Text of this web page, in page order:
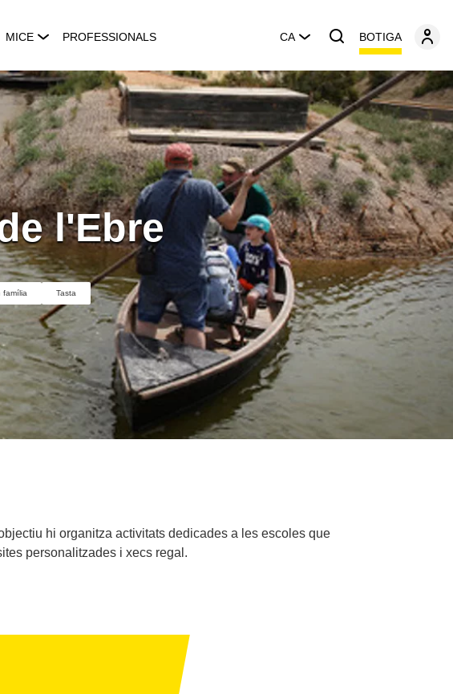
MICE PROFESSIONALS CA BOTIGA
l'Ebre
família Tasta
hi organitza activitats dedicades a les escoles que
personalitzades i xecs regal.